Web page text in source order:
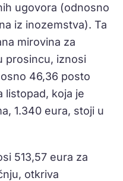
ugovora (odnosno
iz inozemstva). Ta
mirovina za
prosincu, iznosi
46,36 posto
listopad, koja je
1.340 eura, stoji u
513,57 eura za
otkriva